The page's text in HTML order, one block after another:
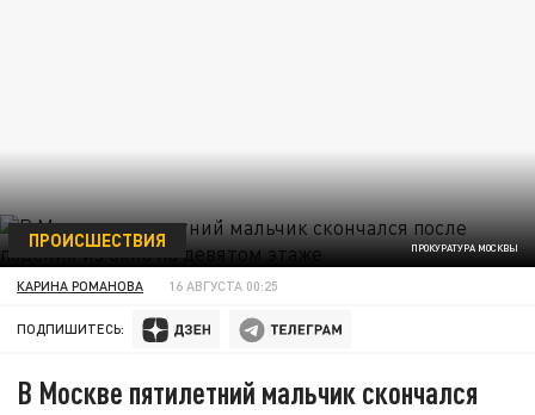
ПРОКУРАТУРА МОСКВЫ
ПРОИСШЕСТВИЯ
КАРИНА РОМАНОВА 16 АВГУСТА 00:25
ПОДПИШИТЕСЬ:
В Москве пятилетний мальчик скончался